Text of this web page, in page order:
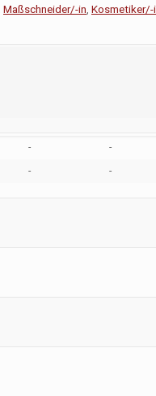
Maßschneider/-in Kosmetiker/-
- -
- -